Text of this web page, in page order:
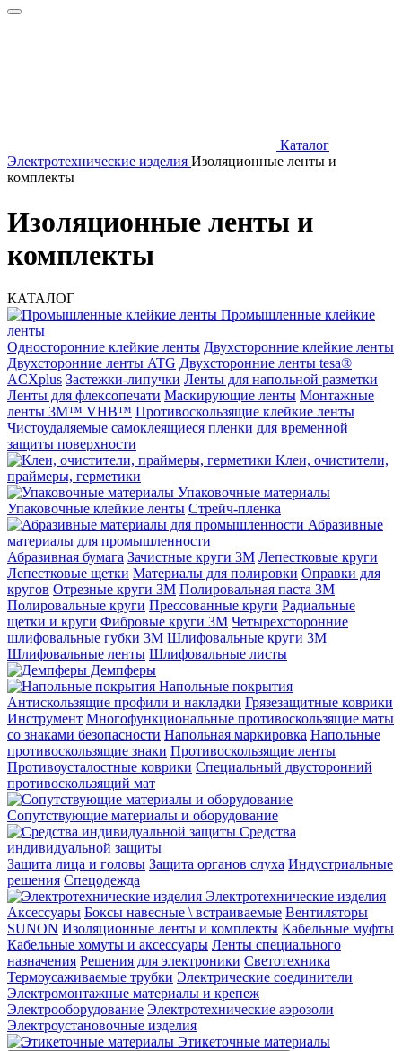
Каталог
Электротехнические изделия Изоляционные ленты и
комплекты
Изоляционные ленты и
комплекты
КАТАЛОГ
Промышленные клейкие
ленты
Односторонние клейкие ленты Двухсторонние клейкие ленты
Двухсторонние ленты ATG Двухсторонние ленты tesa®
ACXplus Застежки-липучки Ленты для напольной разметки
Ленты для флексопечати Маскирующие ленты Монтажные
ленты 3M™ VHB™ Противоскользящие клейкие ленты
Чистоудаляемые самоклеящиеся пленки для временной
защиты поверхности
Клеи, очистители,
праймеры, герметики
Упаковочные материалы
Упаковочные клейкие ленты Стрейч-пленка
Абразивные
материалы для промышленности
Абразивная бумага Зачистные круги 3М Лепестковые круги
Лепестковые щетки Материалы для полировки Оправки для
кругов Отрезные круги 3М Полировальная паста 3М
Полировальные круги Прессованные круги Радиальные
щетки и круги Фибровые круги 3М Четырехсторонние
шлифовальные губки 3M Шлифовальные круги 3М
Шлифовальные ленты Шлифовальные листы
Демпферы
Напольные покрытия
Aнтискользящие профили и накладки Грязезащитные коврики
Инструмент Многофункциональные противоскользящие маты
со знаками безопасности Напольная маркировка Напольные
противоскользящие знаки Противоскользящие ленты
Противоусталостные коврики Специальный двусторонний
противоскользящий мат
Сопутствующие материалы и оборудование
Средства
индивидуальной защиты
Защита лица и головы Защита органов слуха Индустриальные
решения Спецодежда
Электротехнические изделия
Аксессуары Боксы навесные \ встраиваемые Вентиляторы
SUNON Изоляционные ленты и комплекты Кабельные муфты
Кабельные хомуты и аксессуары Ленты специального
назначения Решения для электроники Светотехника
Термоусаживаемые трубки Электрические соединители
Электромонтажные материалы и крепеж
Электрооборудование Электротехнические аэрозоли
Электроустановочные изделия
Этикеточные материалы